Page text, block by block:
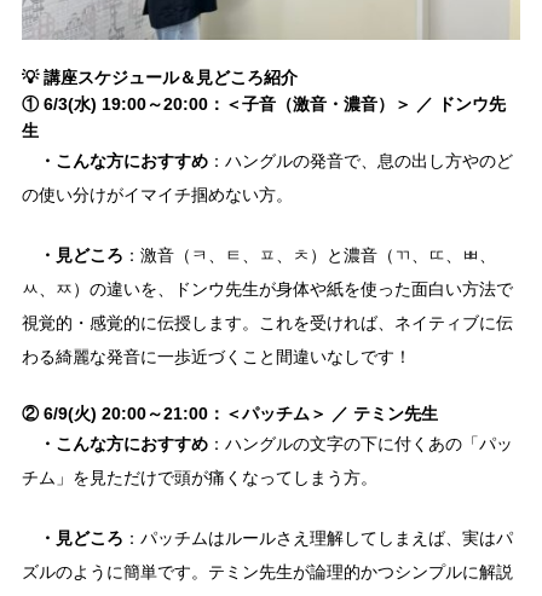
💡 講座スケジュール＆見どころ紹介
① 6/3(水) 19:00～20:00：＜子音（激音・濃音）＞ ／ ドンウ先
生
・こんな方におすすめ：ハングルの発音で、息の出し方やのど
の使い分けがイマイチ掴めない方。
・見どころ ：激音（ㅋ、ㅌ、ㅍ、ㅊ）と濃音（ㄲ、ㄸ、ㅃ、
ㅆ、ㅉ）の違いを、ドンウ先生が身体や紙を使った面白い方法で
視覚的・感覚的に伝授します。これを受ければ、ネイティブに伝
わる綺麗な発音に一歩近づくこと間違いなしです！
② 6/9(火) 20:00～21:00：＜パッチム＞ ／ テミン先生
・こんな方におすすめ：ハングルの文字の下に付くあの「パッ
チム」を見ただけで頭が痛くなってしまう方。
・見どころ ：パッチムはルールさえ理解してしまえば、実はパ
ズルのように簡単です。テミン先生が論理的かつシンプルに解説